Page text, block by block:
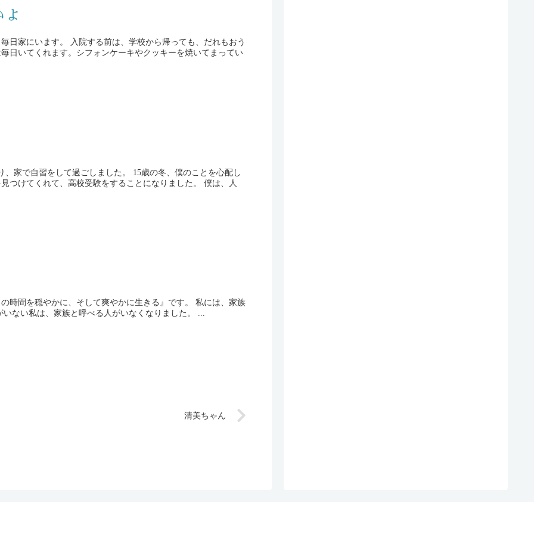
よ
から帰っても、だれもおう
日いてくれます。シフォンケーキやクッキーを焼いてまってい
ごしました。 15歳の冬、僕のことを心配し
くれて、高校受験をすることになりました。 僕は、人
やかに、そして爽やかに生きる』です。 私には、家族
がありません。 両親が亡くなり、妻が亡くなり、子供がいない私は、家族と呼べる人がいなくなりました。 ...
清美ちゃん